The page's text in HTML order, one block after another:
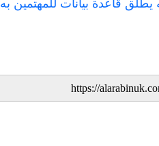
قاعدة بيانات للمهتمين به